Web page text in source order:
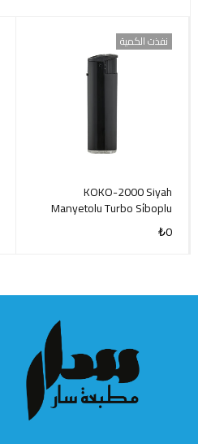
نفذت الكمية
KOKO-2000 Siyah
Manyetolu Turbo Si̇boplu
Çakmak
₺0